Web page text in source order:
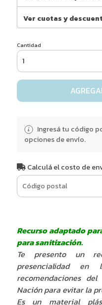
Ver cuotas y
Cantidad
Ingresá tu código
opciones de envío.
Calculá el costo de
Recurso adaptado
para sanitización.
Te presento un
presencialidad
recomendaciones
Nación para evitar la
Es un material